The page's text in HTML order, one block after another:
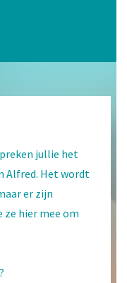
jullie het
Alfred. Het wordt
er zijn
ze hier mee om